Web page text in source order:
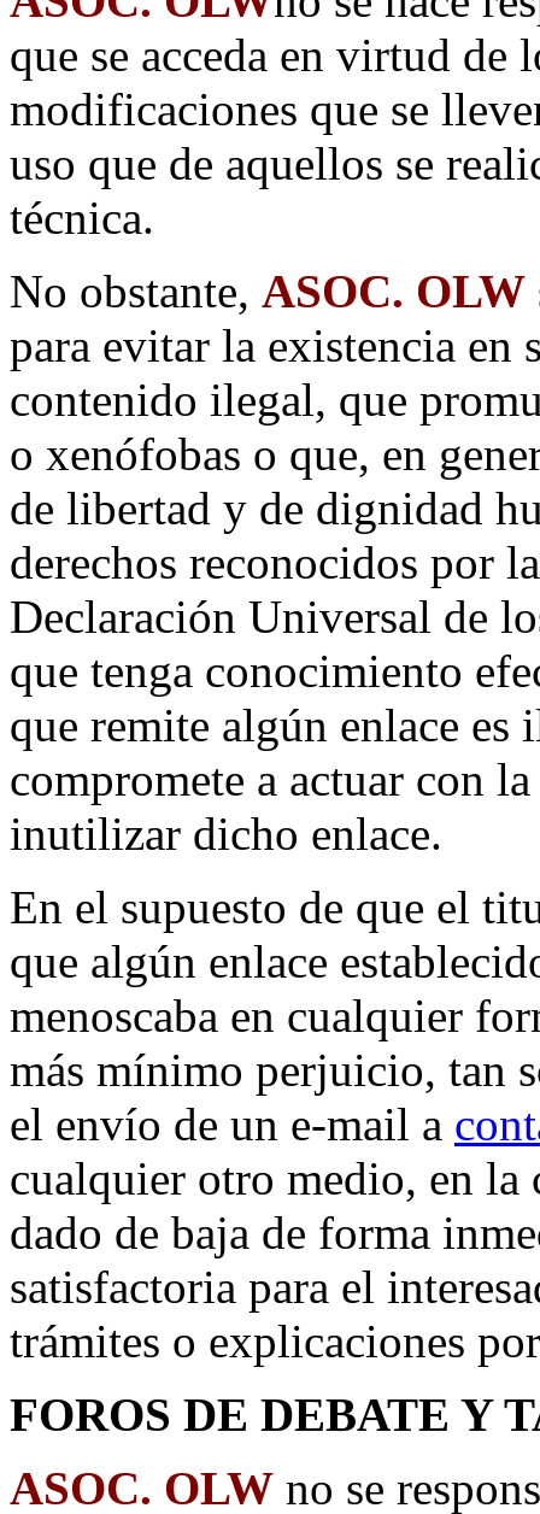
que se acceda en virtud de
modificaciones que se
uso que de aquellos se
técnica.
No obstante, ASOC. OLW
para evitar la existencia en
contenido ilegal, que
o xenófobas o que, en
de libertad y de dignidad
derechos reconocidos por
Declaración Universal de
que tenga conocimiento
que remite algún enlace
compromete a actuar con
inutilizar dicho enlace.
En el supuesto de que el
que algún enlace
menoscaba en cualquier
más mínimo perjuicio, tan
el envío de un e-mail a
cualquier otro medio, en la
dado de baja de forma
satisfactoria para el
trámites o explicaciones
FOROS DE DEBATE Y
ASOC. OLW no se